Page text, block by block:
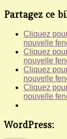
Partagez ce
Cliquez
nouvelle
Cliquez
nouvelle
Cliquez
nouvelle
Cliquez
nouvelle
WordPress: